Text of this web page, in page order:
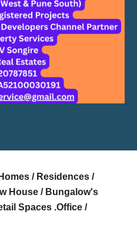
/ Residences /
House / Bungalow's
Spaces .Office /